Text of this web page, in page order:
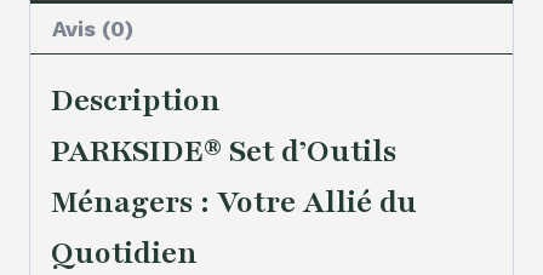
Avis (0)
Description
PARKSIDE® Set d’Outils
Ménagers : Votre Allié du
Quotidien